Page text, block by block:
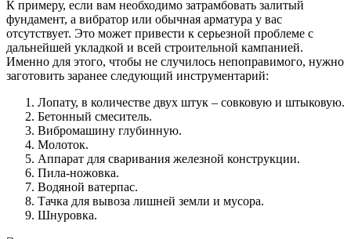
К примеру, если вам необходимо затрамбовать залитый
фундамент, а вибратор или обычная арматура у вас
отсутствует. Это может привести к серьезной проблеме с
дальнейшей укладкой и всей строительной кампанией.
Именно для этого, чтобы не случилось непоправимого, нужно
заготовить заранее следующий инструментарий:
Лопату, в количестве двух штук – совковую и штыковую.
Бетонный смеситель.
Вибромашину глубинную.
Молоток.
Аппарат для сваривания железной конструкции.
Пила-ножовка.
Водяной ватерпас.
Тачка для вывоза лишней земли и мусора.
Шнуровка.